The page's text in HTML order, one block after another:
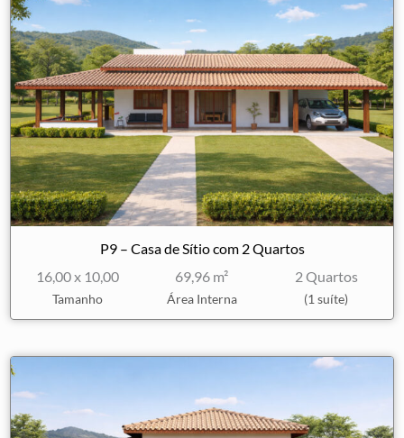
P9 – Casa de Sítio com 2 Quartos
16,00 x 10,00
Tamanho
69,96 m²
Área Interna
2 Quartos
(1 suíte)